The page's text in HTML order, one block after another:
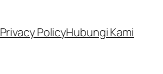
Privacy PolicyHubungi Kami